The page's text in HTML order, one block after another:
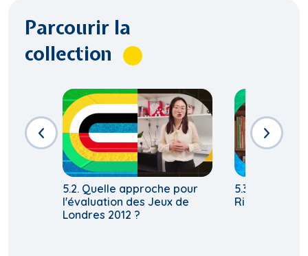
Parcourir la
collection
5.2. Quelle approche pour
l'évaluation des Jeux de
Londres 2012 ?
5.3.
Rio 2016